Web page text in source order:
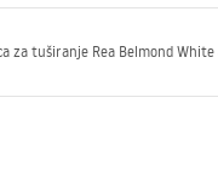
za tuširanje Rea Belmond